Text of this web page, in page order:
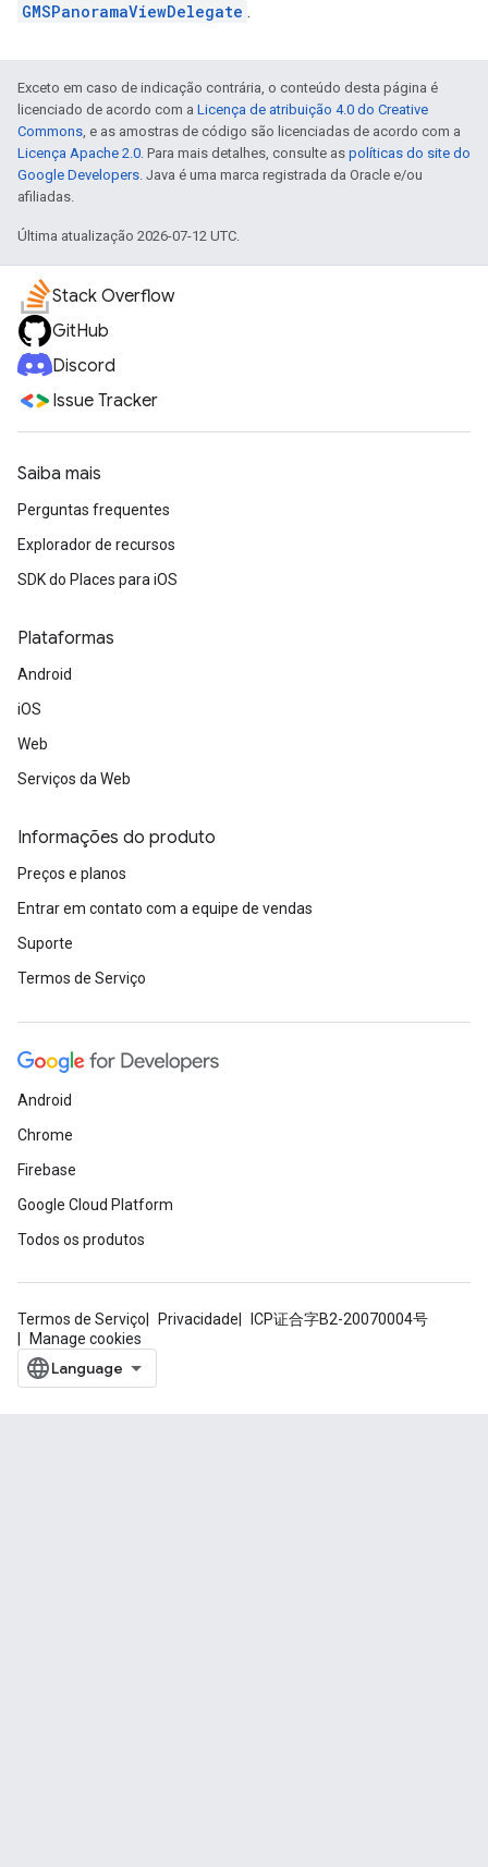
GMSPanoramaViewDelegate .
Exceto em caso de indicação contrária, o conteúdo desta página é
licenciado de acordo com a Licença de atribuição 4.0 do Creative
Commons, e as amostras de código são licenciadas de acordo com a
Licença Apache 2.0. Para mais detalhes, consulte as políticas do site do
Google Developers. Java é uma marca registrada da Oracle e/ou
afiliadas.
Última atualização 2026-07-12 UTC.
Stack Overflow
GitHub
Discord
Issue Tracker
Saiba mais
Perguntas frequentes
Explorador de recursos
SDK do Places para iOS
Plataformas
Android
iOS
Web
Serviços da Web
Informações do produto
Preços e planos
Entrar em contato com a equipe de vendas
Suporte
Termos de Serviço
Android
Chrome
Firebase
Google Cloud Platform
Todos os produtos
Termos de Serviço Privacidade
ICP证合字B2-20070004号
Manage cookies